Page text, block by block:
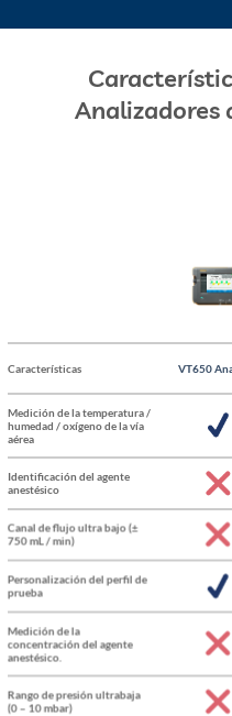
Analizadores
Características VT650
Medición de la temperatura /
humedad / oxígeno de la vía
aérea
Identificación del agente
anestésico
Canal de flujo ultra bajo (±
750 mL / min)
Personalización del perfil de
prueba
Medición de la
concentración del agente
anestésico.
Rango de presión ultrabaja
(0 – 10 mbar)